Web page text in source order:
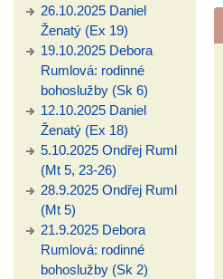
26.10.2025 Daniel
Ženatý (Ex 19)
19.10.2025 Debora
Rumlová: rodinné
bohoslužby (Sk 6)
12.10.2025 Daniel
Ženatý (Ex 18)
5.10.2025 Ondřej Ruml
(Mt 5, 23-26)
28.9.2025 Ondřej Ruml
(Mt 5)
21.9.2025 Debora
Rumlová: rodinné
bohoslužby (Sk 2)